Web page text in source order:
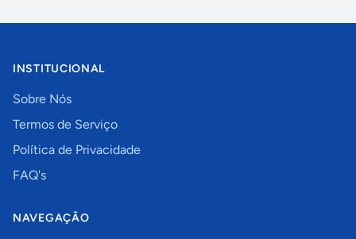
INSTITUCIONAL
Sobre Nós
Termos de Serviço
Política de Privacidade
FAQ's
NAVEGAÇÃO